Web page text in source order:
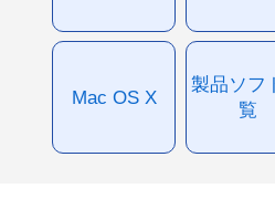
Mac OS X
製品ソフ
覧